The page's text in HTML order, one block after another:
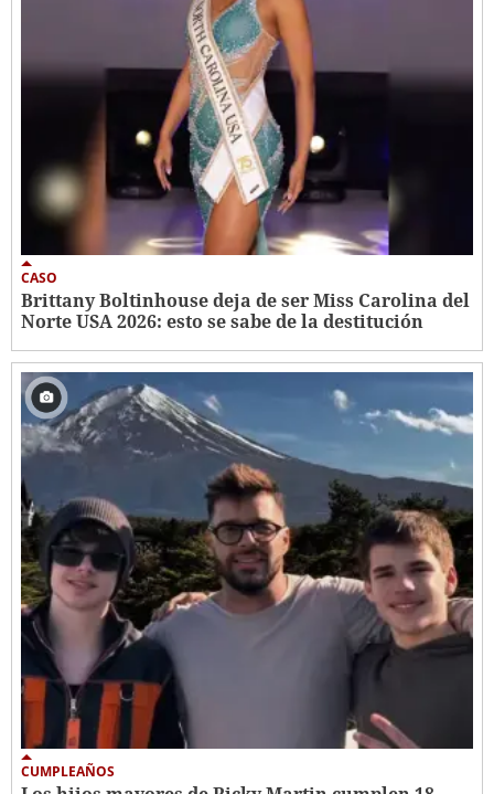
CASO
Brittany Boltinhouse deja de ser Miss Carolina del
Norte USA 2026: esto se sabe de la destitución
CUMPLEAÑOS